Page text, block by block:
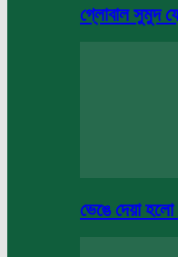
গ্লোবাল সুমুদ
ভেঙে দেয়া হলো